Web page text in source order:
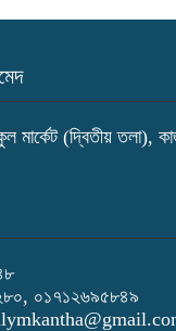
মার্কেট (দ্বিতীয় তলা),
০১৭১২৬৯৫৮৪৯